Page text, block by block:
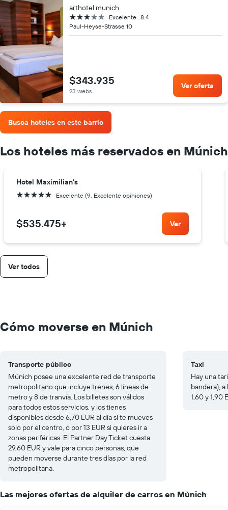
arthotel munich
3 estrellas Excelente 8.4
Paul-Heyse-Strasse 10
$343.935
23 webs
Ver oferta
Busca hoteles en este barrio
Los hoteles más reservados en Múnich
Hotel Maximilian's
5 estrellas Excelente (9, Excelente opiniones)
$535.475+ Ver
Ver todos
Cómo moverse en Múnich
Transporte público
Múnich posee una excelente red de transporte
metropolitano que incluye trenes, 6 líneas de
metro y 8 de tranvía. Los billetes son válidos
para todos estos servicios, y los tienes
disponibles desde 6,70 EUR al día si te mueves
solo por el centro, o por 13 EUR si quieres ir a
zonas periféricas. El Partner Day Ticket cuesta
29,60 EUR y vale para cinco personas, que
pueden moverse durante tres días por la red
metropolitana.
Taxi
Hay una
bandera),
1,60 y 1,90
Las mejores ofertas de alquiler de carros en Múnich